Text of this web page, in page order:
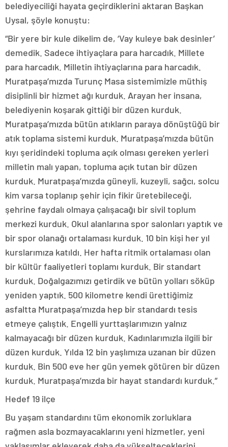
belediyeciliği hayata geçirdiklerini aktaran Başkan
Uysal, şöyle konuştu:
“Bir yere bir kule dikelim de, ‘Vay kuleye bak desinler’
demedik. Sadece ihtiyaçlara para harcadık. Millete
para harcadık. Milletin ihtiyaçlarına para harcadık.
Muratpaşa’mızda Turunç Masa sistemimizle müthiş
disiplinli bir hizmet ağı kurduk. Arayan her insana,
belediyenin koşarak gittiği bir düzen kurduk.
Muratpaşa’mızda bütün atıkların paraya dönüştüğü bir
atık toplama sistemi kurduk. Muratpaşa’mızda bütün
kıyı şeridindeki topluma açık olması gereken yerleri
milletin malı yapan, topluma açık tutan bir düzen
kurduk. Muratpaşa’mızda güneyli, kuzeyli, sağcı, solcu
kim varsa toplanıp şehir için fikir üretebileceği,
şehrine faydalı olmaya çalışacağı bir sivil toplum
merkezi kurduk. Okul alanlarına spor salonları yaptık ve
bir spor olanağı ortalaması kurduk. 10 bin kişi her yıl
kurslarımıza katıldı. Her hafta ritmik ortalaması olan
bir kültür faaliyetleri toplamı kurduk. Bir standart
kurduk. Doğalgazımızı getirdik ve bütün yolları söküp
yeniden yaptık. 500 kilometre kendi ürettiğimiz
asfaltta Muratpaşa’mızda hep bir standardı tesis
etmeye çalıştık. Engelli yurttaşlarımızın yalnız
kalmayacağı bir düzen kurduk. Kadınlarımızla ilgili bir
düzen kurduk. Yılda 12 bin yaşlımıza uzanan bir düzen
kurduk. Bin 500 eve her gün yemek götüren bir düzen
kurduk. Muratpaşa’mızda bir hayat standardı kurduk.”
Hedef 19 ilçe
Bu yaşam standardını tüm ekonomik zorluklara
rağmen asla bozmayacaklarını yeni hizmetler, yeni